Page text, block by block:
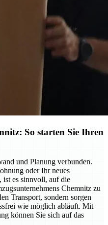
So starten Sie Ihren
und Planung verbunden.
oder Ihr neues
ist es sinnvoll, auf die
Chemnitz zu
Transport, sondern sorgen
wie möglich abläuft. Mit
können Sie sich auf das